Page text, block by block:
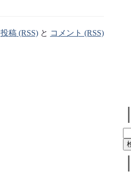
投稿 (RSS)と コメント (RSS)